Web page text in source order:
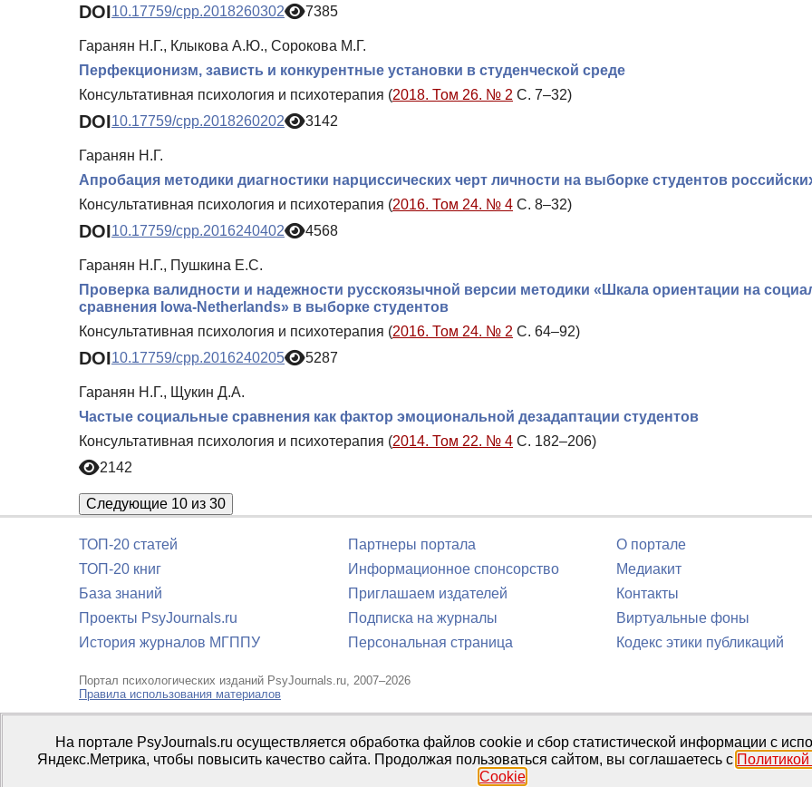
DOI10.17759/cpp.2018260302 7385
Гаранян Н.Г., Клыкова А.Ю., Сорокова М.Г.
Перфекционизм, зависть и конкурентные установки в студенческой среде
Консультативная психология и психотерапия (2018. Том 26. № 2 С. 7–32)
DOI10.17759/cpp.2018260202 3142
Гаранян Н.Г.
Апробация методики диагностики нарциссических черт личности на выборке студентов
Консультативная психология и психотерапия (2016. Том 24. № 4 С. 8–32)
DOI10.17759/cpp.2016240402 4568
Гаранян Н.Г., Пушкина Е.С.
Проверка валидности и надежности русскоязычной версии методики «Шкала ориентации на
сравнения Iowa-Netherlands» в выборке студентов
Консультативная психология и психотерапия (2016. Том 24. № 2 С. 64–92)
DOI10.17759/cpp.2016240205 5287
Гаранян Н.Г., Щукин Д.А.
Частые социальные сравнения как фактор эмоциональной дезадаптации студентов
Консультативная психология и психотерапия (2014. Том 22. № 4 С. 182–206)
2142
Следующие 10 из 30
ТОП-20 статей
ТОП-20 книг
База знаний
Проекты PsyJournals.ru
История журналов МГППУ
Партнеры портала
Информационное спонсорство
Приглашаем издателей
Подписка на журналы
Персональная страница
О портале
Медиакит
Контакты
Виртуальные фоны
Кодекс этики публикаций
Портал психологических изданий PsyJournals.ru, 2007–2026
Правила использования материалов
Свидетельство регистрации СМИЭл № ФС77-66447 от 14 июля 2016 г.
Издатель:ФГБОУ ВО МГППУ
На портале PsyJournals.ru осуществляется обработка файлов cookie и сбор статистической информации с
Яндекс.Метрика, чтобы повысить качество сайта. Продолжая пользоваться сайтом, вы соглашаетесь с
Cookie.